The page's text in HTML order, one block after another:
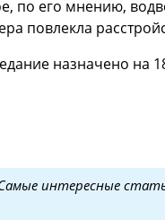
по его мнению,
повлекла
назначено на
интересные